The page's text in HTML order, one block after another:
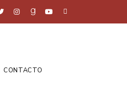
CONTACTO